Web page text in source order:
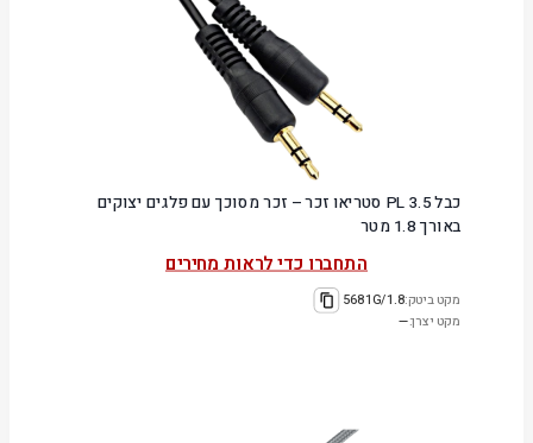
כבל PL 3.5 סטריאו זכר – זכר מסוכך עם פלגים יצוקים
באורך 1.8 מטר
התחברו כדי לראות מחירים
מקט ביטק:5681G/1.8
מקט יצרן:—